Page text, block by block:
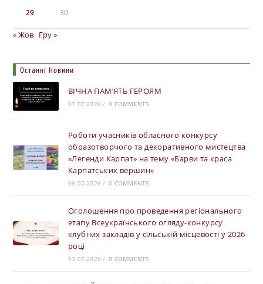
29 30
« Жов Гру »
Останні Новини
ВІЧНА ПАМ’ЯТЬ ГЕРОЯМ
07.07.2026 / 0 COMMENTS
Роботи учасників обласного конкурсу
образотворчого та декоративного мистецтва
«Легенди Карпат» на тему «Барви та краса
Карпатських вершин»
06.07.2026 / 0 COMMENTS
Оголошення про проведення регіонального
етапу Всеукраїнського огляду-конкурсу
клубних закладів у сільській місцевості у 2026
році
03.07.2026 / 0 COMMENTS